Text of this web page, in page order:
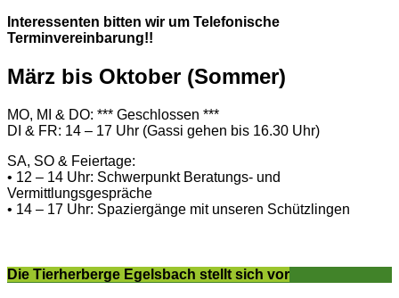
Interessenten bitten wir um Telefonische
Terminvereinbarung!!
März bis Oktober (Sommer)
MO, MI & DO: *** Geschlossen ***
DI & FR: 14 – 17 Uhr (Gassi gehen bis 16.30 Uhr)
SA, SO & Feiertage:
• 12 – 14 Uhr: Schwerpunkt Beratungs- und
Vermittlungsgespräche
• 14 – 17 Uhr: Spaziergänge mit unseren Schützlingen
Die Tierherberge Egelsbach stellt sich vor